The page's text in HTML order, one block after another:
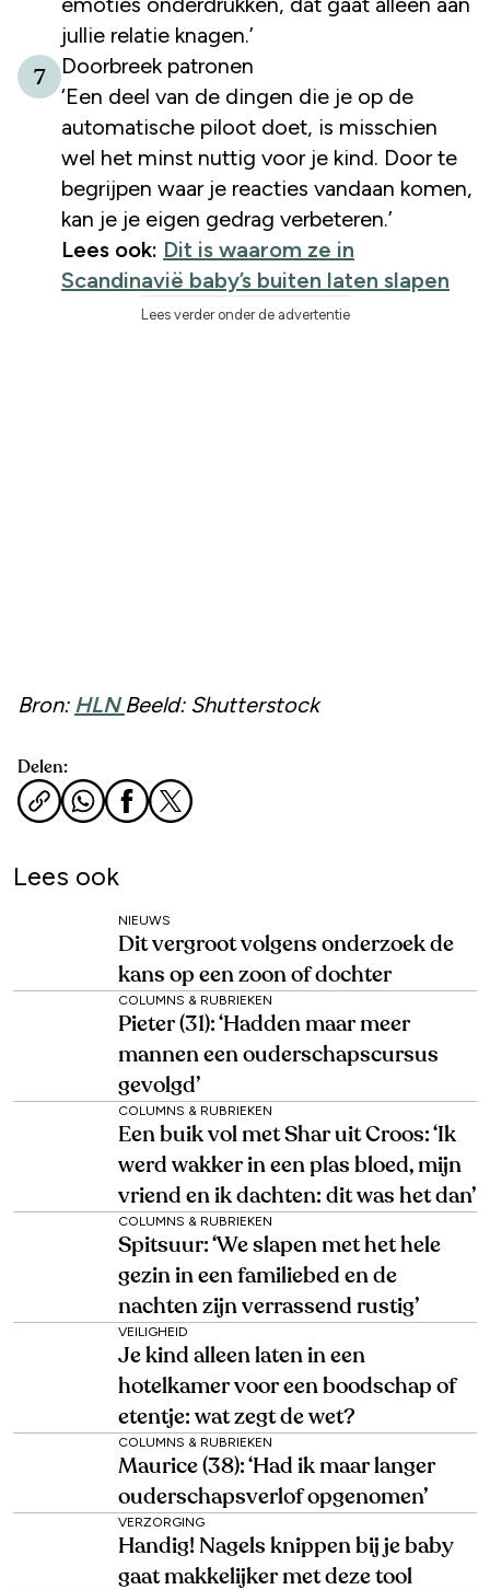
jullie relatie knagen.’
7
Doorbreek patronen
‘Een deel van de dingen die je op de
automatische piloot doet, is misschien
wel het minst nuttig voor je kind. Door te
begrijpen waar je reacties vandaan komen,
kan je je eigen gedrag verbeteren.’
Lees ook: Dit is waarom ze in
Scandinavië baby’s buiten laten slapen
Lees verder onder de advertentie
Bron: HLNBeeld: Shutterstock
Delen:
Lees ook
NIEUWS
Dit vergroot volgens onderzoek de
kans op een zoon of dochter
COLUMNS & RUBRIEKEN
Pieter (31): ‘Hadden maar meer
mannen een ouderschapscursus
gevolgd’
COLUMNS & RUBRIEKEN
Een buik vol met Shar uit Croos: ‘Ik
werd wakker in een plas bloed, mijn
vriend en ik dachten: dit was het dan’
COLUMNS & RUBRIEKEN
Spitsuur: ‘We slapen met het hele
gezin in een familiebed en de
nachten zijn verrassend rustig’
VEILIGHEID
Je kind alleen laten in een
hotelkamer voor een boodschap of
etentje: wat zegt de wet?
COLUMNS & RUBRIEKEN
Maurice (38): ‘Had ik maar langer
ouderschapsverlof opgenomen’
VERZORGING
Handig! Nagels knippen bij je baby
gaat makkelijker met deze tool